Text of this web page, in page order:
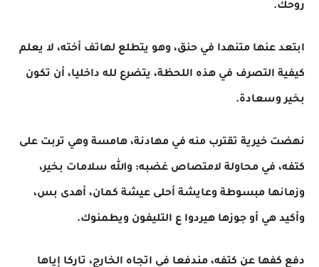
روحك.
ابتعد عنها متنهدا في حنق، وهو يتطلع لهاتف أخته، لا يعلم
كيفية التصرف في هذه اللحظة، يتضرع لله داخليا، أن تكون
بخير وسعادة.
نهضت خيرية تقترب منه في مهادنة، هامسة وهي تربت على
كتفه، في محاولة لامتصاص غضبه: والله سلامات بخير،
وزمانها مبسوطة وعايشة أحلى عيشة كمان، أهدى بس،
وأكيد هي أو جوزها هيردوا ع التليفون ويطمنوك.
دفع كفها عن كتفه، مندفعا في اتجاه الخارج، تاركا إياها